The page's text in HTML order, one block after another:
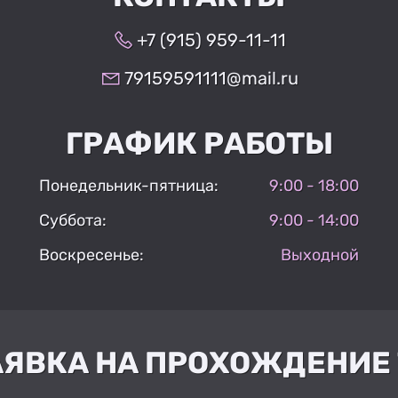
+7 (915) 959-11-11
79159591111@mail.ru
ГРАФИК РАБОТЫ
Понедельник-пятница:
9:00 - 18:00
Суббота:
9:00 - 14:00
Воскресенье:
Выходной
НА ПРОХОЖДЕНИЕ